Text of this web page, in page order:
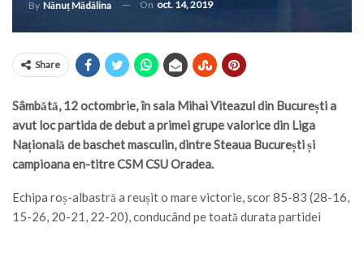
By Nănuț Mădălina On oct. 14, 2019
Share
Sâmbătă, 12 octombrie, în sala Mihai Viteazul din București a
avut loc partida de debut a primei grupe valorice din Liga
Națională de baschet masculin, dintre Steaua București și
campioana en-titre CSM CSU Oradea.
Echipa roș-albastră a reușit o mare victorie, scor 85-83 (28-16,
15-26, 20-21, 22-20), conducând pe toată durata partidei